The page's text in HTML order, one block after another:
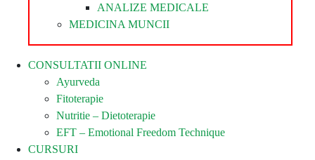
ANALIZE MEDICALE
MEDICINA MUNCII
CONSULTATII ONLINE
Ayurveda
Fitoterapie
Nutritie – Dietoterapie
EFT – Emotional Freedom Technique
CURSURI